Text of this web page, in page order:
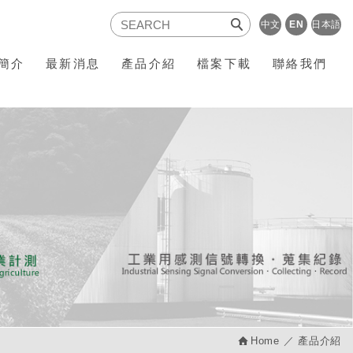
中文 EN 日本語
介 最新消息 產品介紹 檔案下載 聯絡我們
Home 產品介紹